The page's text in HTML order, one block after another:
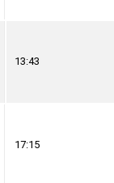
13:43
17:15